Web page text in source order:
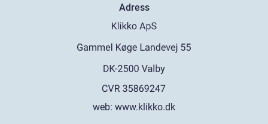
Adress
web: www.klikko.dk